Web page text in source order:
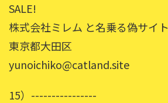
SALE!
株式会社ミレム と名乗る偽サイト
東京都大田区
yunoichiko@catland.site
15）----------------